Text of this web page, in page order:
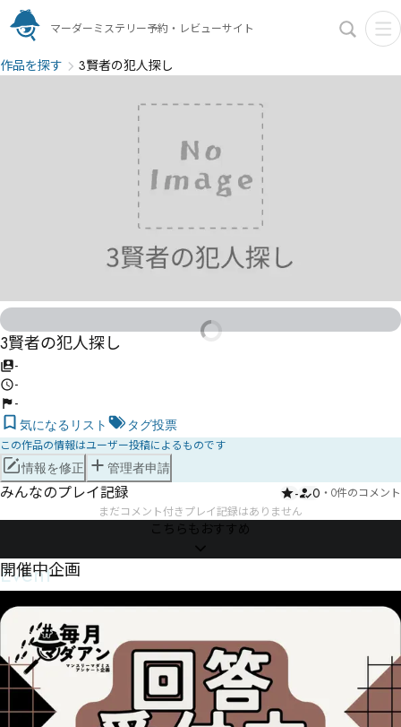
マーダーミステリー予約・レビューサイト
作品を探す 3賢者の犯人探し
3賢者の犯人探し
-
-
-
気になるリスト タグ投票
この作品の情報はユーザー投稿によるものです
情報を修正 管理者申請
みんなのプレイ記録 - 0 ・ 0件のコメント
まだコメント付きプレイ記録はありません
こちらもおすすめ
Event
開催中企画